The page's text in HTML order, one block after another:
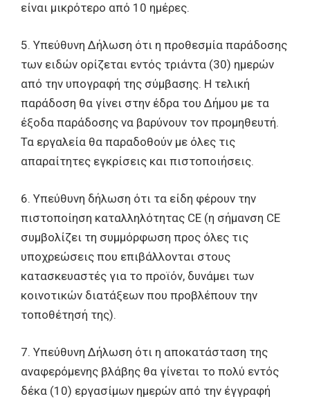
είναι μικρότερο από 10 ημέρες.
5. Υπεύθυνη Δήλωση ότι η προθεσμία παράδοσης
των ειδών ορίζεται εντός τριάντα (30) ημερών
από την υπογραφή της σύμβασης. Η τελική
παράδοση θα γίνει στην έδρα του Δήμου με τα
έξοδα παράδοσης να βαρύνουν τον προμηθευτή.
Τα εργαλεία θα παραδοθούν με όλες τις
απαραίτητες εγκρίσεις και πιστοποιήσεις.
6. Υπεύθυνη δήλωση ότι τα είδη φέρουν την
πιστοποίηση καταλληλότητας CE (η σήμανση CE
συμβολίζει τη συμμόρφωση προς όλες τις
υποχρεώσεις που επιβάλλονται στους
κατασκευαστές για το προϊόν, δυνάμει των
κοινοτικών διατάξεων που προβλέπουν την
τοποθέτησή της).
7. Υπεύθυνη Δήλωση ότι η αποκατάσταση της
αναφερόμενης βλάβης θα γίνεται το πολύ εντός
δέκα (10) εργασίμων ημερών από την έγγραφή